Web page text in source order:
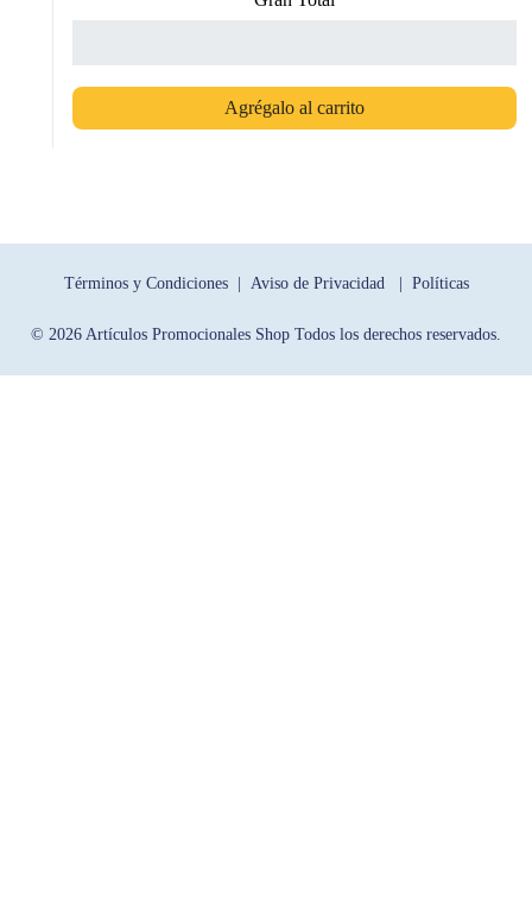
Agrégalo al carrito
Términos y Condiciones | Aviso de Privacidad | Políticas
© 2026 Artículos Promocionales Shop Todos los derechos reservados.